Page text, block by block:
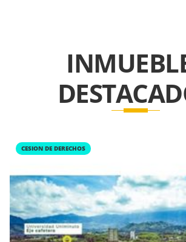
CESION DE DERECHOS